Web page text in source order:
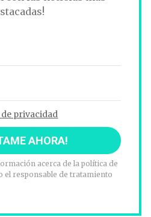
privacidad
acerca de la política de
el responsable de tratamiento